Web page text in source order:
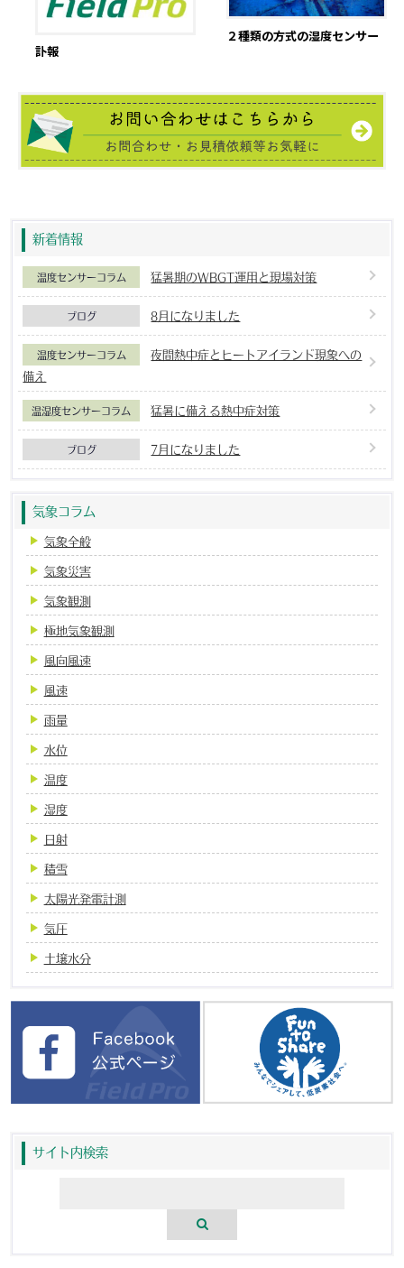
訃報
２種類の方式の湿度センサー
新着情報
温度センサーコラム 猛暑期のWBGT運用と現場対策
ブログ 8月になりました
温度センサーコラム
夜間熱中症とヒートアイランド現象への
備え
温湿度センサーコラム 猛暑に備える熱中症対策
ブログ 7月になりました
気象コラム
気象全般
気象災害
気象観測
極地気象観測
風向風速
風速
雨量
水位
温度
湿度
日射
積雪
太陽光発電計測
気圧
土壌水分
サイト内検索